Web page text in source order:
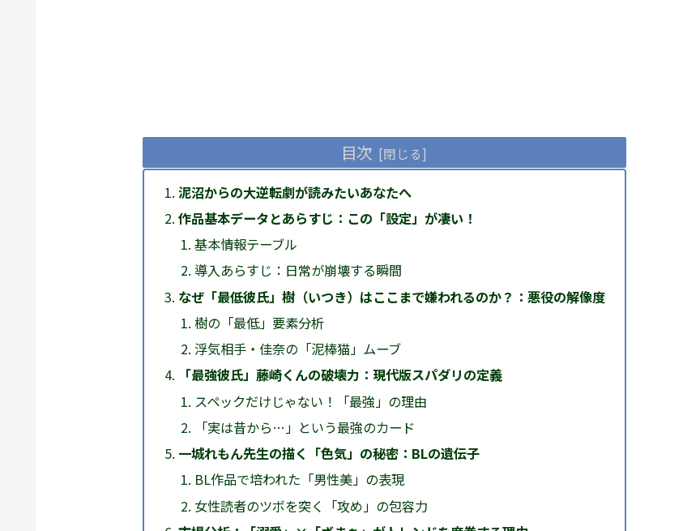
目次
泥沼からの大逆転劇が読みたいあなたへ
作品基本データとあらすじ：この「設定」が凄い！
基本情報テーブル
導入あらすじ：日常が崩壊する瞬間
なぜ「最低彼氏」樹（いつき）はここまで嫌われるのか？：悪役の解像度
樹の「最低」要素分析
浮気相手・佳奈の「泥棒猫」ムーブ
「最強彼氏」藤崎くんの破壊力：現代版スパダリの定義
スペックだけじゃない！「最強」の理由
「実は昔から…」という最強のカード
一城れもん先生の描く「色気」の秘密：BLの遺伝子
BL作品で培われた「男性美」の表現
女性読者のツボを突く「攻め」の包容力